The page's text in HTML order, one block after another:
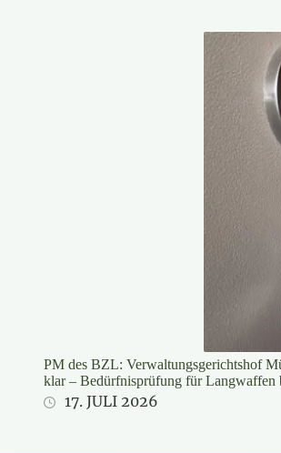
PM des BZL: Verwaltungsgerichtshof
klar – Bedürfnisprüfung für Langwaffen
rechtswidrig
17. JULI 2026